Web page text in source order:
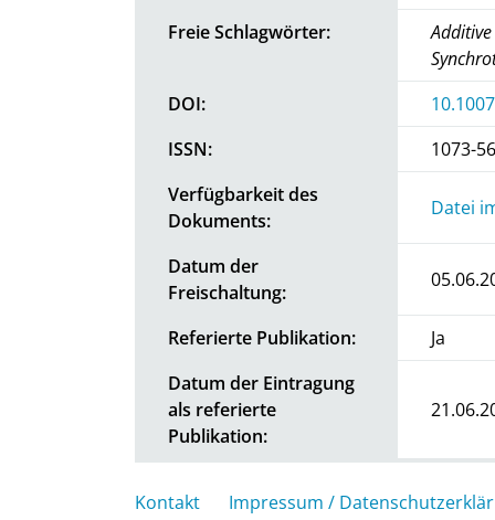
Freie Schlagwörter:
DOI:
ISSN:
1073-
Verfügbarkeit des
Dokuments:
Datei
Datum der
Freischaltung:
Referierte Publikation:
Ja
Datum der Eintragung
als referierte
Publikation:
Kontakt Impressum /